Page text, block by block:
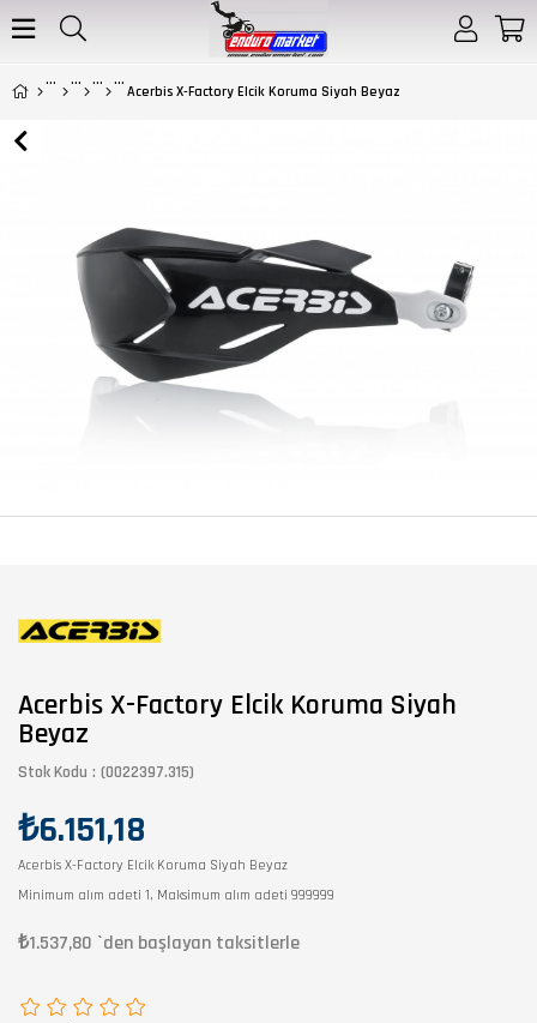
Acerbis X-Factory Elcik Koruma Siyah Beyaz
Acerbis X-Factory Elcik Koruma Siyah
Beyaz
Stok Kodu (0022397.315)
₺6.151,18
Acerbis X-Factory Elcik Koruma Siyah Beyaz
Minimum alım adeti 1, Maksimum alım adeti 999999
₺1.537,80 `den başlayan taksitlerle